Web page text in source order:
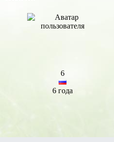
6
6 года